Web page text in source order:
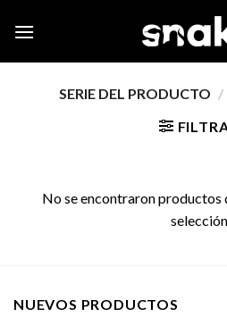
SERIE DEL PRODUCTO /
No se encontraron productos
NUEVOS PRODUCTOS